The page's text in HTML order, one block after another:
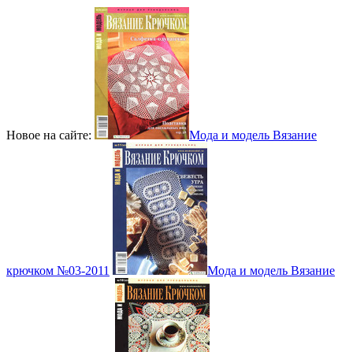
Новое на сайте: Мода и модель Вязание
крючком №03-2011 Мода и модель Вязание